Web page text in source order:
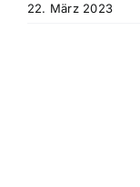
22. März 2023